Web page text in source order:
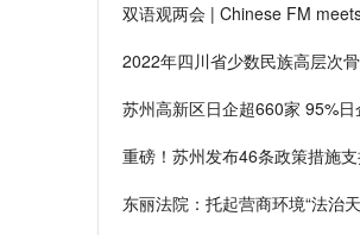
双语观两会 | Chinese FM
2022年四川省少数民族高层次
苏州高新区日企超660家 95%
重磅！苏州发布46条政策措施
东丽法院：托起营商环境“法治